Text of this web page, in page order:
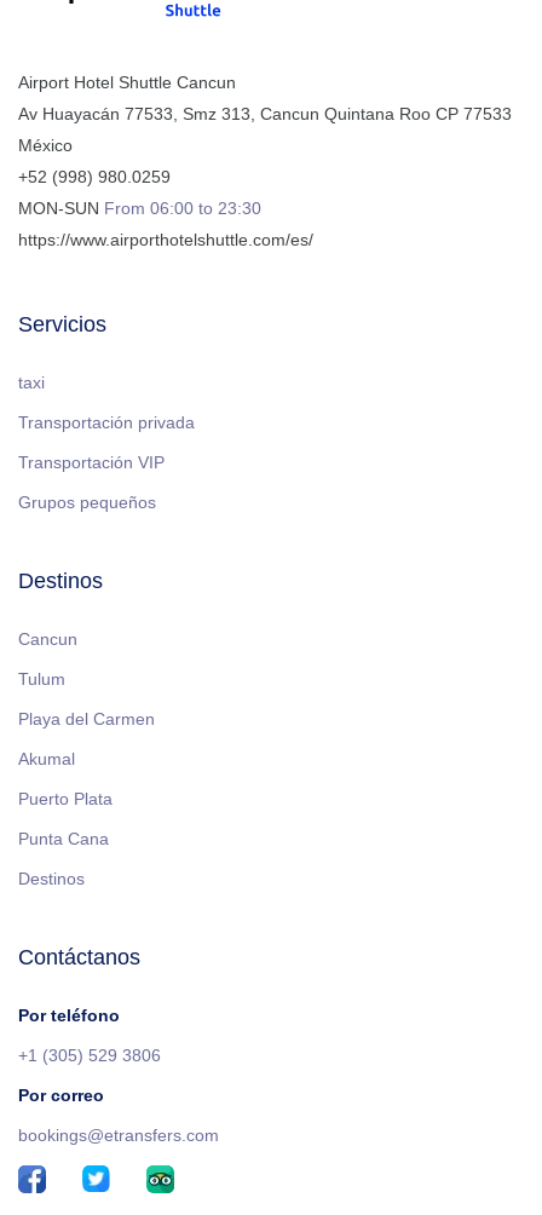
Airport Hotel Shuttle Cancun
Av Huayacán 77533, Smz 313 Cancun Quintana Roo CP 77533
México
+52 (998) 980.0259
MON-SUN From 06:00 to 23:30
https://www.airporthotelshuttle.com/es/
Servicios
taxi
Transportación privada
Transportación VIP
Grupos pequeños
Destinos
Cancun
Tulum
Playa del Carmen
Akumal
Puerto Plata
Punta Cana
Destinos
Contáctanos
Por teléfono
+1 (305) 529 3806
Por correo
bookings@etransfers.com